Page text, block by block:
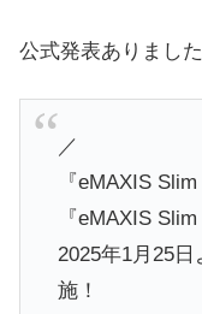
公式発表ありまし
／
『eMAXIS
『eMAXIS
2025年1月25
施！